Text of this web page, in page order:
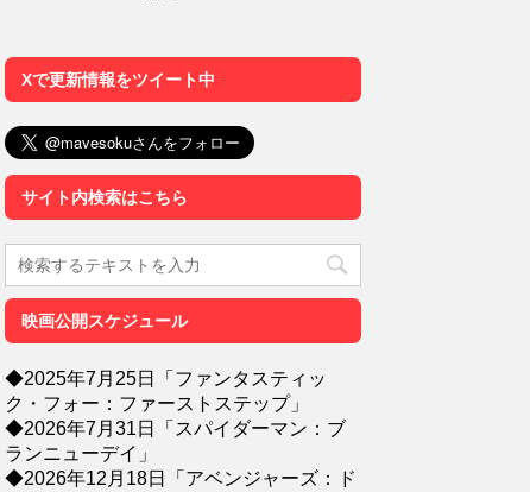
Xで更新情報をツイート中
サイト内検索はこちら
映画公開スケジュール
◆2025年7月25日「ファンタスティッ
ク・フォー：ファーストステップ」
◆2026年7月31日「スパイダーマン：ブ
ランニューデイ」
◆2026年12月18日「アベンジャーズ：ド